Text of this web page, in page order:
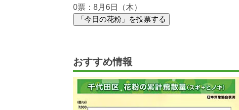
0票：8月6日（木）
「今日の花粉」を投票する
おすすめ情報